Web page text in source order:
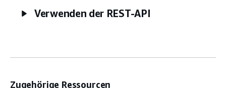
Verwenden der REST-API
Zugehörige Ressourcen